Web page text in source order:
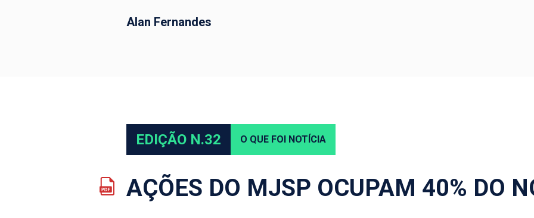
Alan Fernandes
EDIÇÃO N.32 O QUE FOI NOTÍCIA
AÇÕES DO MJSP OCUPAM 40% DO